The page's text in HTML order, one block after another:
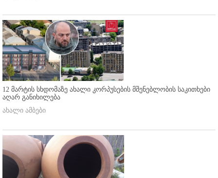
12 მარტის სხდომაზე ახალი კორპუსების მშენებლობის საკითხები
აღარ განიხილება
ახალი ამბები